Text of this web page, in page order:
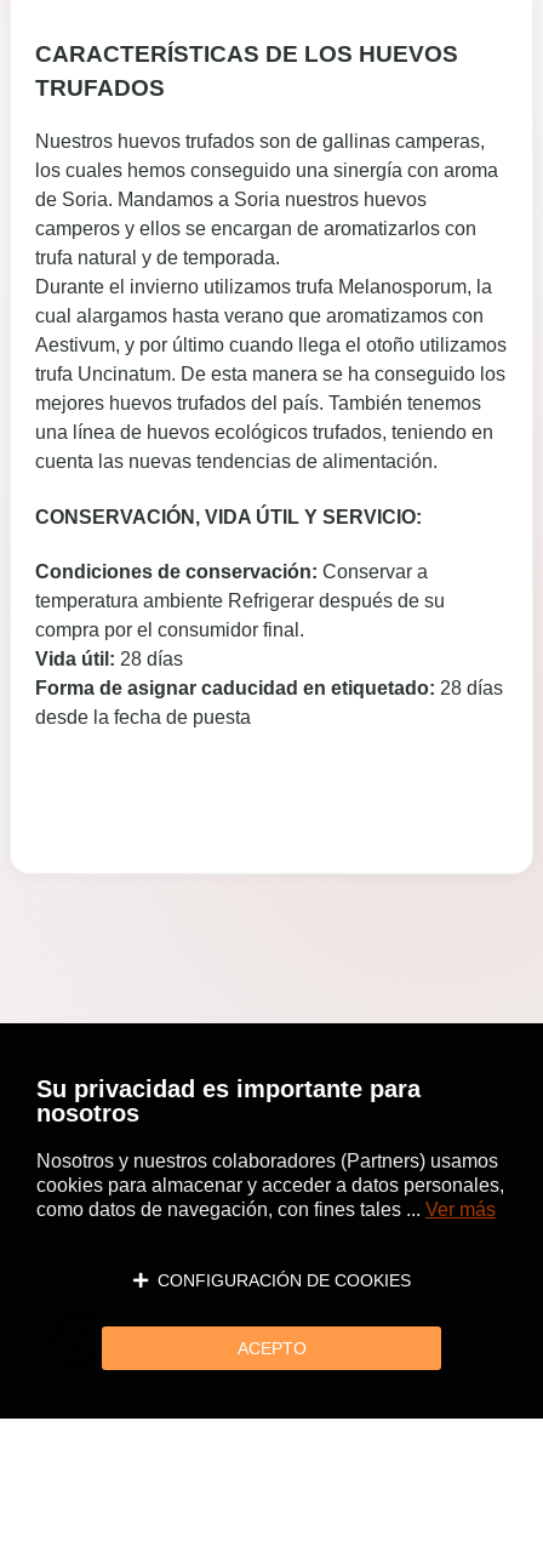
CARACTERÍSTICAS DE LOS HUEVOS
TRUFADOS
Nuestros huevos trufados son de gallinas camperas,
los cuales hemos conseguido una sinergía con aroma
de Soria. Mandamos a Soria nuestros huevos
camperos y ellos se encargan de aromatizarlos con
trufa natural y de temporada.
Durante el invierno utilizamos trufa Melanosporum, la
cual alargamos hasta verano que aromatizamos con
Aestivum, y por último cuando llega el otoño utilizamos
trufa Uncinatum. De esta manera se ha conseguido los
mejores huevos trufados del país. También tenemos
una línea de huevos ecológicos trufados, teniendo en
cuenta las nuevas tendencias de alimentación.
CONSERVACIÓN, VIDA ÚTIL Y SERVICIO:
Condiciones de conservación: Conservar a
temperatura ambiente Refrigerar después de su
compra por el consumidor final.
Vida útil: 28 días
Forma de asignar caducidad en etiquetado: 28 días
desde la fecha de puesta
Su privacidad es importante para
nosotros
Nosotros y nuestros colaboradores (Partners) usamos
cookies para almacenar y acceder a datos personales,
como datos de navegación, con fines tales ... Ver más
CONFIGURACIÓN DE COOKIES
ACEPTO